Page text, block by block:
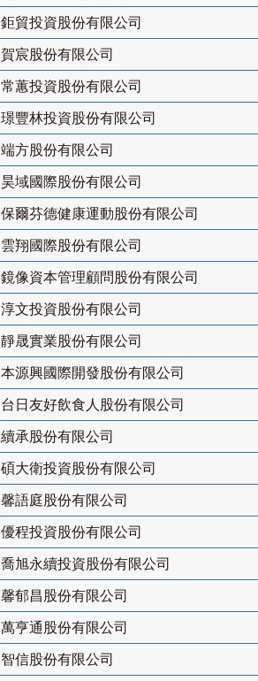
鉅貿投資股份有限公司
賀宸股份有限公司
常蕙投資股份有限公司
璟豐林投資股份有限公司
端方股份有限公司
昊域國際股份有限公司
保爾芬德健康運動股份有限公司
雲翔國際股份有限公司
鏡像資本管理顧問股份有限公司
淳文投資股份有限公司
靜晟實業股份有限公司
本源興國際開發股份有限公司
台日友好飲食人股份有限公司
續承股份有限公司
碩大衛投資股份有限公司
馨語庭股份有限公司
優程投資股份有限公司
喬旭永續投資股份有限公司
馨郁昌股份有限公司
萬亨通股份有限公司
智信股份有限公司